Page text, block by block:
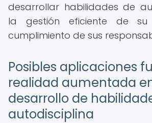
desarrollar habilidades de
la gestión eficiente de
cumplimiento de sus
Posibles aplicaciones
realidad aumentada
desarrollo de
autodisciplina